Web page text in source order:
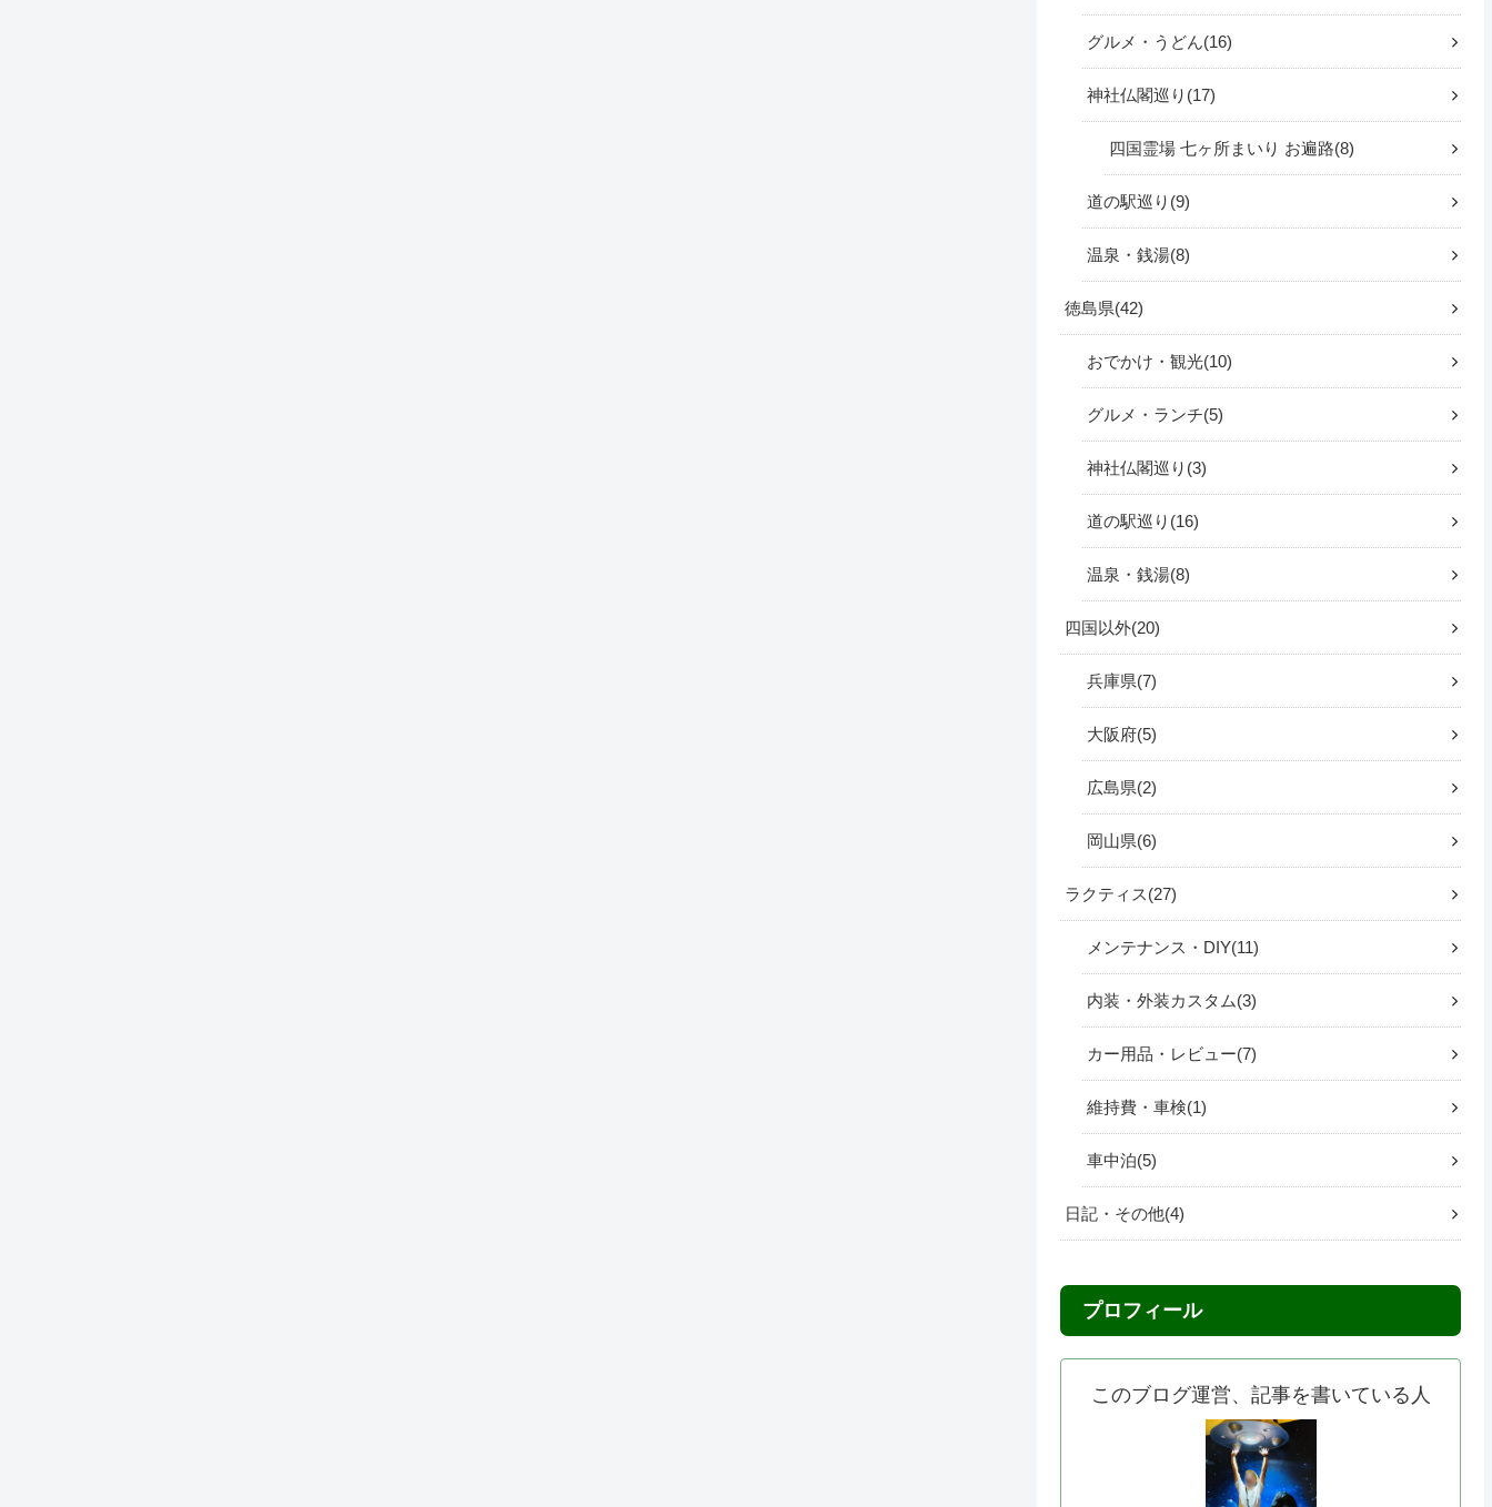
グルメ・うどん 16
神社仏閣巡り 17
四国霊場 七ヶ所まいり お遍路 8
道の駅巡り 9
温泉・銭湯 8
徳島県 42
おでかけ・観光 10
グルメ・ランチ 5
神社仏閣巡り 3
道の駅巡り 16
温泉・銭湯 8
四国以外 20
兵庫県 7
大阪府 5
広島県 2
岡山県 6
ラクティス 27
メンテナンス・DIY 11
内装・外装カスタム 3
カー用品・レビュー 7
維持費・車検 1
車中泊 5
日記・その他 4
プロフィール
このブログ運営、記事を書いている人